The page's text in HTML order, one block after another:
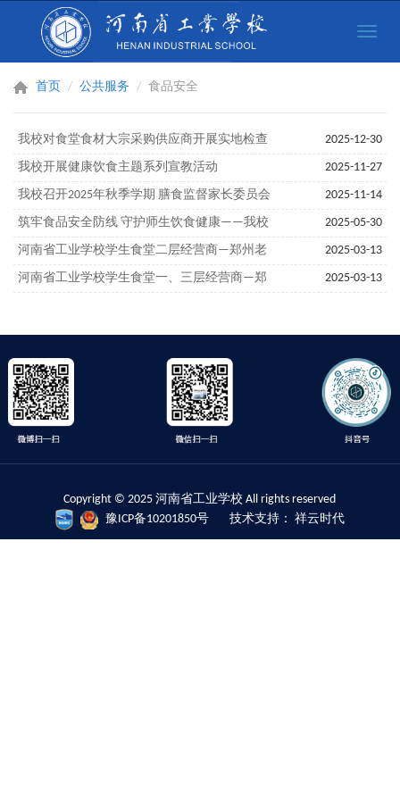
Toggle
首页 公共服务 食品安全
我校对食堂食材大宗采购供应商开展实地检查 2025-12-30
我校开展健康饮食主题系列宣教活动 2025-11-27
我校召开2025年秋季学期 膳食监督家长委员会
工作会议
2025-11-14
筑牢食品安全防线 守护师生饮食健康——我校
开展校园超市专项检查
2025-05-30
河南省工业学校学生食堂二层经营商—郑州老
兵餐饮管理有限公司资质信息公示
2025-03-13
河南省工业学校学生食堂一、三层经营商—郑
2025-03-13
Copyright © 2025 河南省工业学校 All rights reserved
豫ICP备10201850号
技术支持： 祥云时代